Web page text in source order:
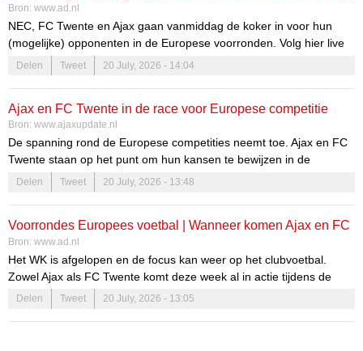
FC Twente mogelijk naar Turkije of Polen, Ajax nu aan de
beurt
Bron: www.ad.nl
NEC, FC Twente en Ajax gaan vanmiddag de koker in voor hun
(mogelijke) opponenten in de Europese voorronden. Volg hier live
aan welke clubs ze gekoppeld worden.
Delen Tweet 20 July, 2026 - 14:04
Ajax en FC Twente in de race voor Europese competitie
Bron: www.ajaxupdate.nl
De spanning rond de Europese competities neemt toe. Ajax en FC
Twente staan op het punt om hun kansen te bewijzen in de
voorrondes van de Conference League en de Europa League. Voor
beide clubs is dit een cruciaal moment, dat niet alleen impact heeft
Europese arena is een podium waar prestaties worden beloond
met aanzien, prestige en financiële voordelen. Voor zowel Ajax als
FC Twente is de weg naar Europa bezaaid met uitdagingen, maar
ook met kansen die niet gemist mogen worden.
Delen Tweet 20 July, 2026 - 13:48
Voorrondes Europees voetbal | Wanneer komen Ajax en FC
Twente deze week in actie?
Bron: www.ad.nl
Het WK is afgelopen en de focus kan weer op het clubvoetbal.
Zowel Ajax als FC Twente komt deze week al in actie tijdens de
voorrondes van respectievelijk de Conference League en de
Europa League. Bekijk hieronder wanneer beide clubs in actie
Delen Tweet 20 July, 2026 - 13:05